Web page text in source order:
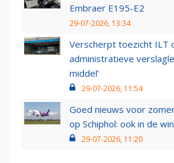
Embraer E195-E2
29-07-2026, 13:34
Verscherpt toezicht ILT
administratieve
middel’
29-07-2026, 11:54
Goed nieuws voor
op Schiphol: ook in de
29-07-2026, 11:20